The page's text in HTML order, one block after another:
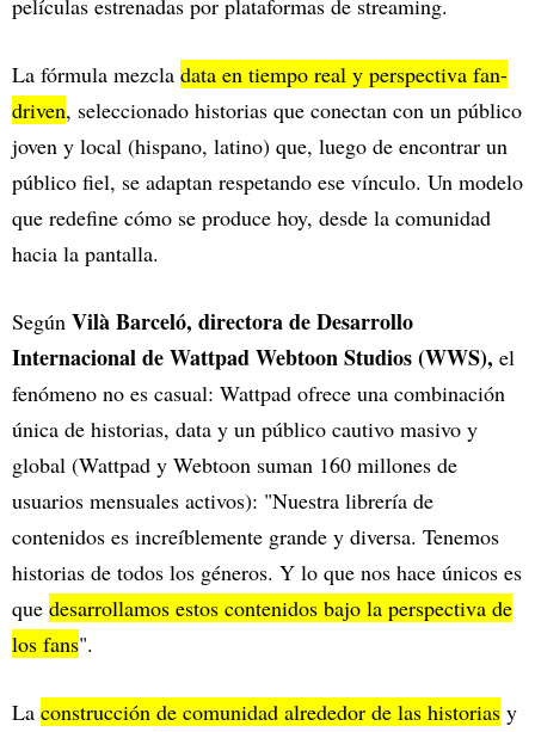
películas estrenadas por plataformas de streaming.
La fórmula mezcla data en tiempo real y perspectiva fan-
driven, seleccionado historias que conectan con un público
joven y local (hispano, latino) que, luego de encontrar un
público fiel, se adaptan respetando ese vínculo. Un modelo
que redefine cómo se produce hoy, desde la comunidad
hacia la pantalla.
Según Vilà Barceló, directora de Desarrollo
Internacional de Wattpad Webtoon Studios (WWS), el
fenómeno no es casual: Wattpad ofrece una combinación
única de historias, data y un público cautivo masivo y
global (Wattpad y Webtoon suman 160 millones de
usuarios mensuales activos): "Nuestra librería de
contenidos es increíblemente grande y diversa. Tenemos
historias de todos los géneros. Y lo que nos hace únicos es
que desarrollamos estos contenidos bajo la perspectiva de
los fans".
La construcción de comunidad alrededor de las historias y